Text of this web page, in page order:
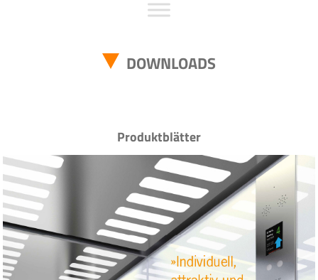
DOWNLOADS
Produktblätter